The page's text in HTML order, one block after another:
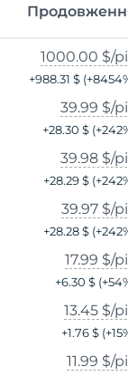
1000.00 $/
+988.31 $(+8454
39.99 $/
+28.30 $(+242
39.98 $/
+28.29 $(+242
39.97 $/
+28.28 $(+242
17.99 $/
+6.30 $(+54
13.45 $/
+1.76 $(+15
11.99 $/